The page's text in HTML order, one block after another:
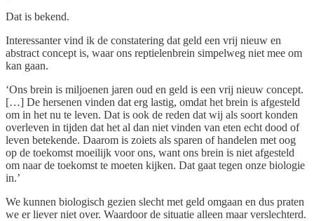
Dat is bekend.
Interessanter vind ik de constatering dat geld een vrij nieuw en
abstract concept is, waar ons reptielenbrein simpelweg niet mee om
kan gaan.
‘Ons brein is miljoenen jaren oud en geld is een vrij nieuw concept.
[…] De hersenen vinden dat erg lastig, omdat het brein is afgesteld
om in het nu te leven. Dat is ook de reden dat wij als soort konden
overleven in tijden dat het al dan niet vinden van eten echt dood of
leven betekende. Daarom is zoiets als sparen of handelen met oog
op de toekomst moeilijk voor ons, want ons brein is niet afgesteld
om naar de toekomst te moeten kijken. Dat gaat tegen onze biologie
in.’
We kunnen biologisch gezien slecht met geld omgaan en dus praten
we er liever niet over. Waardoor de situatie alleen maar verslechterd.